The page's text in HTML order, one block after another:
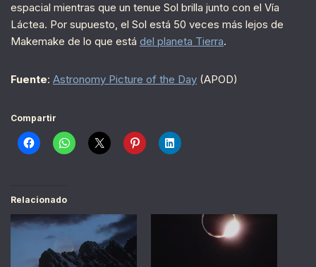
espacial mientras que un tenue Sol brilla junto con el Vía
Láctea. Por supuesto, el Sol está 50 veces más lejos de
Makemake de lo que está del planeta Tierra.
Fuente: Astronomy Picture of the Day (APOD)
Compartir
Relacionado